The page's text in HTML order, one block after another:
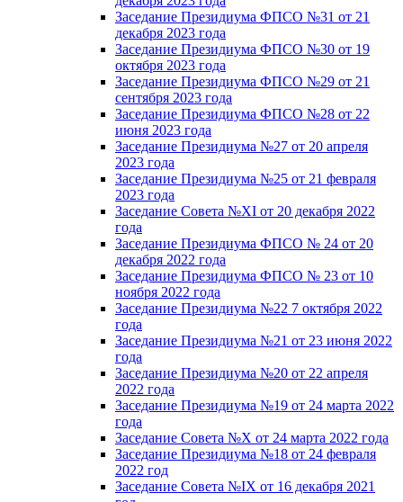
Заседание Президиума ФПСО №31 от 21
декабря 2023 года
Заседание Президиума ФПСО №30 от 19
октября 2023 года
Заседание Президиума ФПСО №29 от 21
сентября 2023 года
Заседание Президиума ФПСО №28 от 22
июня 2023 года
Заседание Президиума №27 от 20 апреля
2023 года
Заседание Президиума №25 от 21 февраля
2023 года
Заседание Совета №XI от 20 декабря 2022
года
Заседание Президиума ФПСО № 24 от 20
декабря 2022 года
Заседание Президиума ФПСО № 23 от 10
ноября 2022 года
Заседание Президиума №22 7 октября 2022
года
Заседание Президиума №21 от 23 июня 2022
года
Заседание Президиума №20 от 22 апреля
2022 года
Заседание Президиума №19 от 24 марта 2022
года
Заседание Совета №X от 24 марта 2022 года
Заседание Президиума №18 от 24 февраля
2022 год
Заседание Совета №IX от 16 декабря 2021